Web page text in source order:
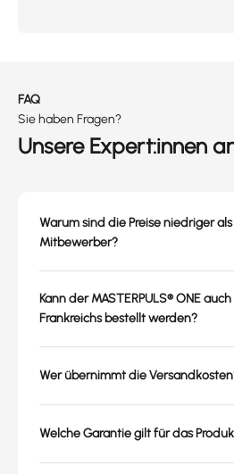
FAQ
Sie haben Fragen?
Unsere Expert:innen
Warum sind die Preise niedriger
Mitbewerber?
Kann der MASTERPULS® ONE
Frankreichs bestellt werden?
Wer übernimmt die
Welche Garantie gilt für das